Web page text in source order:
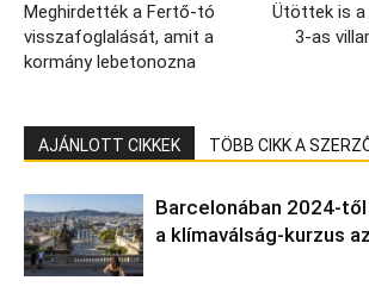
Meghirdették a Fertő-tó
visszafoglalását, amit a
kormány lebetonozna
Ütöttek is a
3-as
AJÁNLOTT CIKKEK TÖBB CIKK A
Barcelonában 2024-
a klímaválság-kurzus